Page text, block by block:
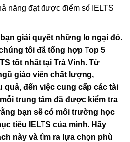
năng đạt được điểm số IELTS
giải quyết những lo ngại đó.
tôi đã tổng hợp Top 5
tốt nhất tại Trà Vinh. Từ
giáo viên chất lượng,
đến việc cung cấp các tài
trung tâm đã được kiểm tra
bạn sẽ có môi trường học
tiêu IELTS của mình. Hãy
này và tìm ra lựa chọn phù